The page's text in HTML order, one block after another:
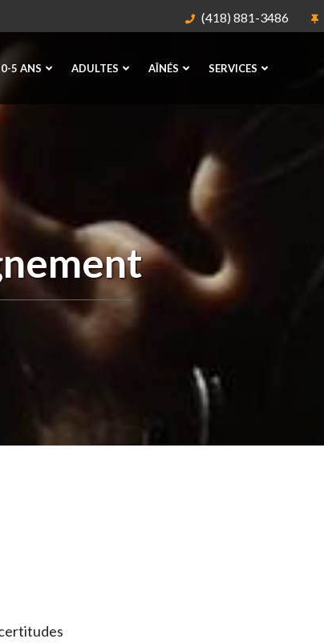
(418) 881-3486
0-5 ANS ADULTES AÎNÉS SERVICES